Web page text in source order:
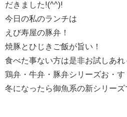
だきました!(^^)!
今日の私のランチは
えび寿屋の豚弁！
焼豚とひじきご飯が旨い！
食べた事ない方は是非お試しあ
鶏弁・牛弁・豚弁シリーズお・す
冬になったら御魚系の新シリーズ